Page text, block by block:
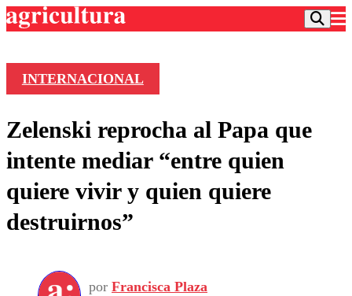
Frecuencias
Agricultura TV
Deportes
Colo Colo
Motor
Torneo Internacional
Entretención
Noticias
Internacional
Vida Social
Programas
INTERNACIONAL
Zelenski reprocha al Papa que
intente mediar “entre quien
quiere vivir y quien quiere
destruirnos”
por Francisca Plaza